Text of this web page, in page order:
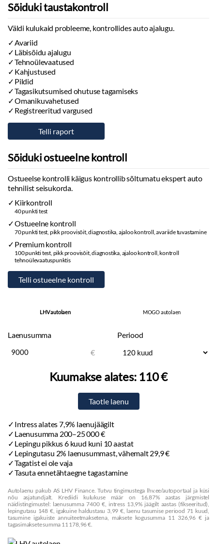
Sõiduki taustakontroll
Väldi kulukaid probleeme, kontrollides auto ajalugu.
Avariid
Läbisõidu ajalugu
Tehnoülevaatused
Kahjustused
Pildid
Tagasikutsumised ohutuse tagamiseks
Omanikuvahetused
Registreeritud vargused
Sõiduki ostueelne kontroll
Ostueelse kontrolli käigus kontrollib sõltumatu ekspert auto
tehnilist seisukorda.
Kiirkontroll
40 punkti test
Ostueelne kontroll
70 punkti test, pikk proovisõit, diagnostika, ajaloo kontroll, avariide tuvastamine
Premium kontroll
100 punkti test, pikk proovisõit, diagnostika, ajaloo kontroll, kontroll
tehnoülevaatuspunktis
LHV autolaen MOGO autolaen
Laenusumma
€
Periood
Kuumakse alates: 110 €
Intress alates 7,9% laenujäägilt
Laenusumma 200–25 000 €
Lepingu pikkus 6 kuud kuni 10 aastat
Lepingutasu 2% laenusummast, vähemalt 29,9 €
Tagatist ei ole vaja
Tasuta ennetähtaegne tagastamine
Autolaenu pakub AS LHV Finance. Tutvu tingimustega lhv.ee/autoportaal ja küsi
nõu asjatundjalt. Krediidi kulukuse määr on 16,87% aastas järgmistel
näidistingimustel: laenusumma 7400 €, intress 13,9% jäägilt aastas (fikseeritud),
lepingutasu 148 €, igakuine haldustasu 3,99 €, laenu tasumise periood 71 kuud,
tasumine igakuiste annuiteetmaksetena, maksete kogusumma 11 326,96 € ja
tagasimaksete summa 11 178,96 €.